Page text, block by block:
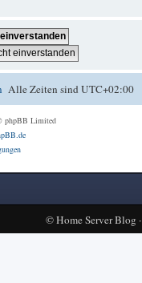
Alle Zeiten sindUTC+02:00
phpBB Limited
©Home Server Blog